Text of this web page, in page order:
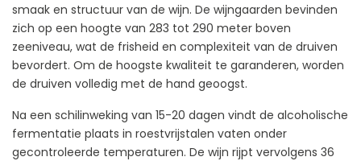
smaak en structuur van de wijn. De wijngaarden bevinden
zich op een hoogte van 283 tot 290 meter boven
zeeniveau, wat de frisheid en complexiteit van de druiven
bevordert. Om de hoogste kwaliteit te garanderen, worden
de druiven volledig met de hand geoogst.
Na een schilinweking van 15-20 dagen vindt de alcoholische
fermentatie plaats in roestvrijstalen vaten onder
gecontroleerde temperaturen. De wijn rijpt vervolgens 36